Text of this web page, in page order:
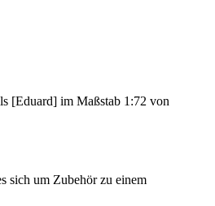
[Eduard] im Maßstab 1:72 von
sich um Zubehör zu einem